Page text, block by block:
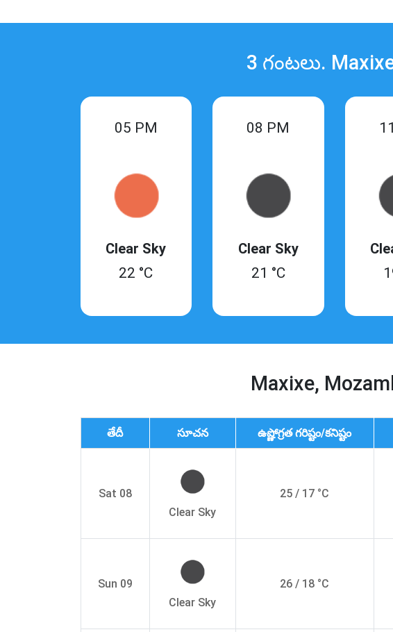
3 గంటలు.
05 PM
Clear Sky
22 °C
08 PM
Clear Sky
21 °C
Maxixe,
తేదీ సూచన ఉష్ణోగ్రత గరిష్టం/కనిష్టం
Sat 08
Clear Sky
25 / 17 °C
Sun 09
Clear Sky
26 / 18 °C